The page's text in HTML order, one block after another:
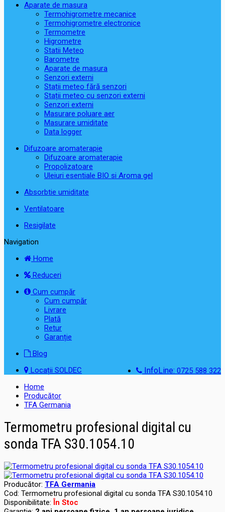
Aparate de masura
Termohigrometre mecanice
Termohigrometre electronice
Termometre
Higrometre
Statii Meteo
Barometre
Aparate de masura
Senzori externi
Stații meteo fără senzori
Stații meteo cu senzori externi
Senzori externi
Masurare poluare aer
Masurare umiditate
Data logger
Difuzoare aromaterapie
Difuzoare aromaterapie
Propolizatoare
Uleiuri esentiale BIO si Aroma gel
Absorbtie umiditate
Ventilatoare
Resigilate
Navigation
Home
Reduceri
Cum cumpăr
Cum cumpăr
Livrare
Plată
Retur
Garanție
Blog
InfoLine: 0725 588 322
Locații SOLDEC
Home
Producător
TFA Germania
Termometru profesional digital cu
sonda TFA S30.1054.10
Producător: TFA Germania
Cod: Termometru profesional digital cu sonda TFA S30.1054.10
Disponibilitate: În Stoc